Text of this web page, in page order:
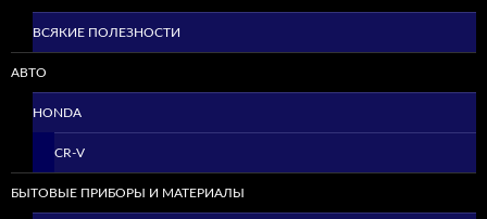
ВСЯКИЕ ПОЛЕЗНОСТИ
АВТО
HONDA
CR-V
БЫТОВЫЕ ПРИБОРЫ И МАТЕРИАЛЫ